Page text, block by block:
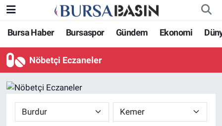
Bursa Haber Bursaspor Gündem Ekonomi
Nöbetçi Eczaneler
Bursa Haber
Genel
Politika
Bilim, Teknoloji
Bursa Nöbetçi Eczaneler
Bursa Hava Durumu
Bursa Namaz Vakitleri
Bursa Trafik Yoğunluk Haritası